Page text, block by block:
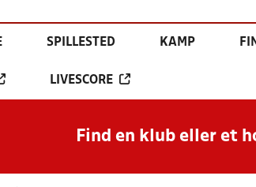
SPILLESTED KAMP
LIVESCORE
Find en klub eller et